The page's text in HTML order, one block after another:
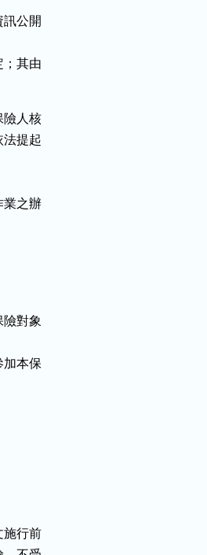
公開
；其由
險人核
法提起
業之辦
對象
加本保
施行前